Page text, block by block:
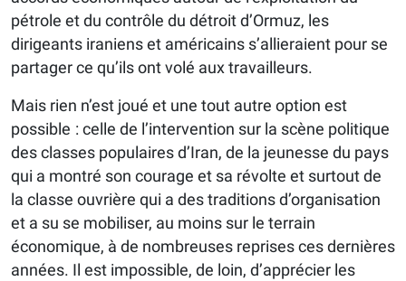
pétrole et du contrôle du détroit d’Ormuz, les
dirigeants iraniens et américains s’allieraient pour se
partager ce qu’ils ont volé aux travailleurs.
Mais rien n’est joué et une tout autre option est
possible : celle de l’intervention sur la scène politique
des classes populaires d’Iran, de la jeunesse du pays
qui a montré son courage et sa révolte et surtout de
la classe ouvrière qui a des traditions d’organisation
et a su se mobiliser, au moins sur le terrain
économique, à de nombreuses reprises ces dernières
années. Il est impossible, de loin, d’apprécier les